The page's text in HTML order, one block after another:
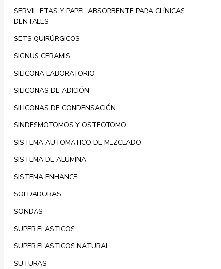
SERVILLETAS Y PAPEL ABSORBENTE PARA CLÍNICAS
DENTALES
SETS QUIRÚRGICOS
SIGNUS CERAMIS
SILICONA LABORATORIO
SILICONAS DE ADICIÓN
SILICONAS DE CONDENSACIÓN
SINDESMOTOMOS Y OSTEOTOMO
SISTEMA AUTOMATICO DE MEZCLADO
SISTEMA DE ALUMINA
SISTEMA ENHANCE
SOLDADORAS
SONDAS
SUPER ELASTICOS
SUPER ELASTICOS NATURAL
SUTURAS